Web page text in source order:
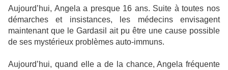
Aujourd’hui, Angela a presque 16 ans. Suite à toutes nos
démarches et insistances, les médecins envisagent
maintenant que le Gardasil ait pu être une cause possible
de ses mystérieux problèmes auto-immuns.
Aujourd’hui, quand elle a de la chance, Angela fréquente